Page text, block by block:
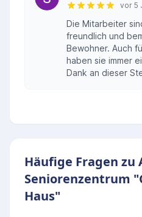
vor 5
Die Mitarbeiter
freundlich und
Bewohner. Auch
haben sie immer
Dank an dieser
Häufige Fragen zu
Seniorenzentrum
Haus"